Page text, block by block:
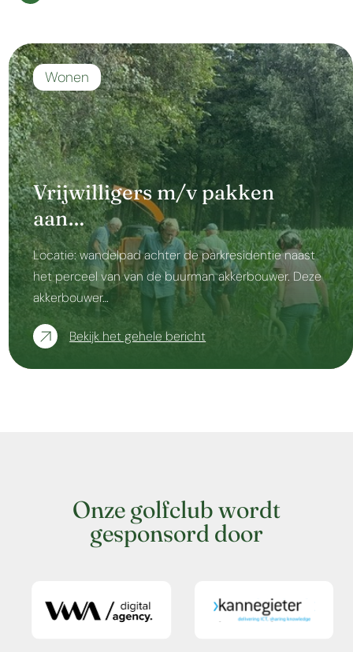
Vrijwilligers m/v pakken
aan…
Wonen
Locatie: wandelpad achter de parkresidentie naast
het perceel van van de buurman akkerbouwer. Deze
akkerbouwer…
Bekijk het gehele bericht
Onze golfclub wordt
gesponsord door